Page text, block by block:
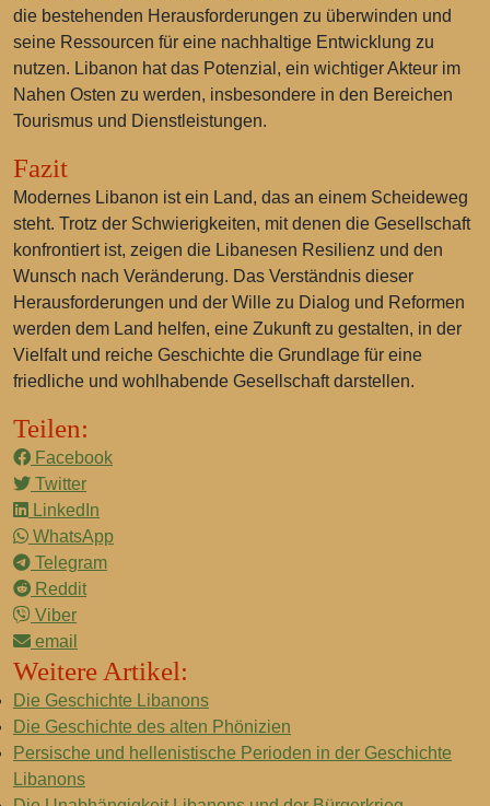
die bestehenden Herausforderungen zu überwinden und
seine Ressourcen für eine nachhaltige Entwicklung zu
nutzen. Libanon hat das Potenzial, ein wichtiger Akteur im
Nahen Osten zu werden, insbesondere in den Bereichen
Tourismus und Dienstleistungen.
Fazit
Modernes Libanon ist ein Land, das an einem Scheideweg
steht. Trotz der Schwierigkeiten, mit denen die Gesellschaft
konfrontiert ist, zeigen die Libanesen Resilienz und den
Wunsch nach Veränderung. Das Verständnis dieser
Herausforderungen und der Wille zu Dialog und Reformen
werden dem Land helfen, eine Zukunft zu gestalten, in der
Vielfalt und reiche Geschichte die Grundlage für eine
friedliche und wohlhabende Gesellschaft darstellen.
Teilen:
Facebook
Twitter
LinkedIn
WhatsApp
Telegram
Reddit
Viber
email
Weitere Artikel:
Die Geschichte Libanons
Die Geschichte des alten Phönizien
Persische und hellenistische Perioden in der Geschichte
Libanons